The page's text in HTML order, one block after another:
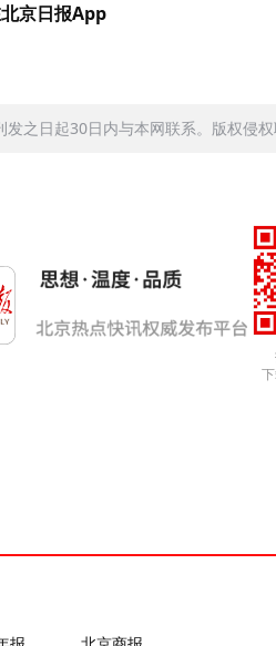
京日报App
之日起30日内与本网联系。版权侵